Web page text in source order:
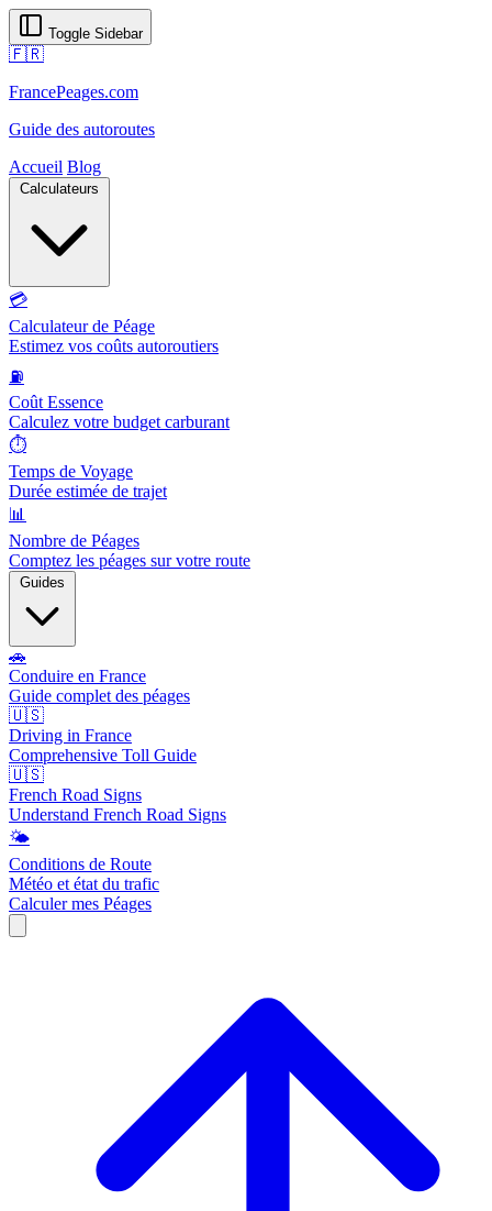
Toggle Sidebar
🇫🇷
FrancePeages.com
Guide des autoroutes
Accueil Blog
Calculateurs
💳
Calculateur de Péage
Estimez vos coûts autoroutiers
⛽
Coût Essence
Calculez votre budget carburant
⏱️
Temps de Voyage
Durée estimée de trajet
📊
Nombre de Péages
Comptez les péages sur votre route
Guides
🚗
Conduire en France
Guide complet des péages
🇺🇸
Driving in France
Comprehensive Toll Guide
🇺🇸
French Road Signs
Understand French Road Signs
🌤️
Conditions de Route
Météo et état du trafic
Calculer mes Péages